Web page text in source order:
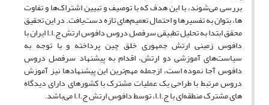
بررسی می­‌شوند، با این هدف که با توصیف و تبیین اشتراک­‌ها و تفاوت­‌
ها، بتوان به تفسیر­ها و احتمال تعمیم­‌های تازه دست‌یافت. در این تحقیق
محقق ابتدا به تحلیل تطبیقی سرفصل دروس دافوس ارتش ج.ا.ا ایران با
دافوس زمینی ارتش جمهوری خلق چین پرداخته و با توجه به
سیاست‌های آموزشی دو ارتش، اقدام به پیشنهاد سرفصل دروس
دافوس آجا نموده است، ازجمله مهم‌ترین این پیشنهاد‌ها نیز آموزش
دروس مرتبط با طراحی یک عملیات مشترک با کشورهای دارای دیدگاه­‌
های مشترک منطقه‌­ای با ج.ا.ا، توسط دافوس ارتش ج.ا.ا می­‌باشد.